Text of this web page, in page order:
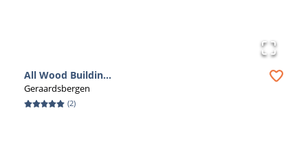
All Wood Buildin...
Geraardsbergen
(2)